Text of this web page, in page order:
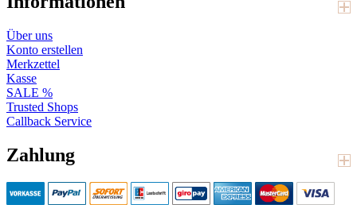
Über uns
Konto erstellen
Merkzettel
Kasse
SALE %
Trusted Shops
Callback Service
Zahlung